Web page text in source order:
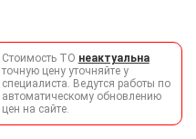
Стоимость ТО неактуальна
точную цену уточняйте у
специалиста. Ведутся работы по
автоматическому обновлению
цен на сайте.